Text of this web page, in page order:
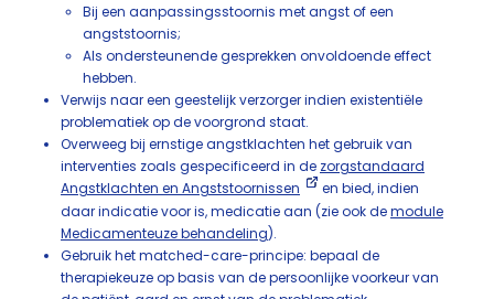
Bij een aanpassingsstoornis met angst of een
angststoornis;
Als ondersteunende gesprekken onvoldoende effect
hebben.
Verwijs naar een geestelijk verzorger indien existentiële
problematiek op de voorgrond staat.
Overweeg bij ernstige angstklachten het gebruik van
interventies zoals gespecificeerd in de zorgstandaard
Angstklachten en Angststoornissen
en bied, indien
daar indicatie voor is, medicatie aan (zie ook demodule
Medicamenteuze behandeling).
Gebruik het matched-care-principe: bepaal de
therapiekeuze op basis van de persoonlijke voorkeur van